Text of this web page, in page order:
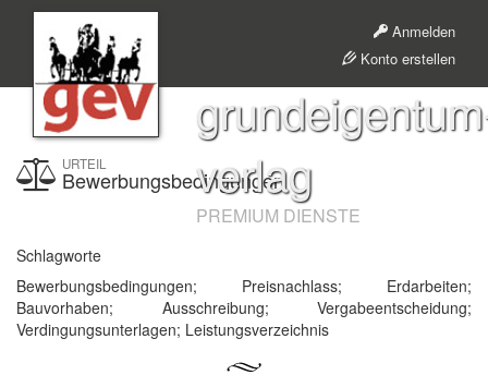
Anmelden
Konto erstellen
verlag
PREMIUM DIENSTE
URTEIL
Bewerbungsbedingungen
Schlagworte
Bewerbungsbedingungen; Preisnachlass; Erdarbeiten;
Bauvorhaben; Ausschreibung; Vergabeentscheidung;
Verdingungsunterlagen; Leistungsverzeichnis